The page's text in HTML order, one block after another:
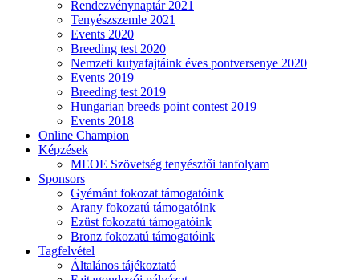
Rendezvénynaptár 2021
Tenyészszemle 2021
Events 2020
Breeding test 2020
Nemzeti kutyafajtáink éves pontversenye 2020
Events 2019
Breeding test 2019
Hungarian breeds point contest 2019
Events 2018
Online Champion
Képzések
MEOE Szövetség tenyésztői tanfolyam
Sponsors
Gyémánt fokozat támogatóink
Arany fokozatú támogatóink
Ezüst fokozatú támogatóink
Bronz fokozatú támogatóink
Tagfelvétel
Általános tájékoztató